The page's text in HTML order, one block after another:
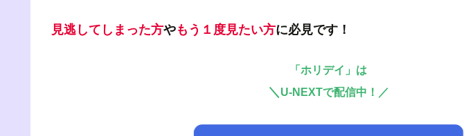
見逃してしまった方やもう１度見たい方に必見です！
「ホリデイ」は
＼ U-NEXTで配信中！／